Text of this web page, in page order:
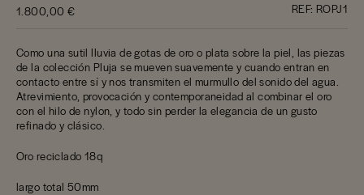
1.800,00 € REF: ROPJ1
Como una sutil lluvia de gotas de oro o plata sobre la piel, las piezas
de la colección Pluja se mueven suavemente y cuando entran en
contacto entre sí y nos transmiten el murmullo del sonido del agua.
Atrevimiento, provocación y contemporaneidad al combinar el oro
con el hilo de nylon, y todo sin perder la elegancia de un gusto
refinado y clásico.
Oro reciclado 18q
largo total 50mm